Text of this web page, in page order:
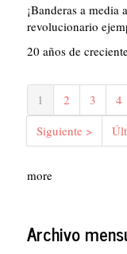
¡Banderas a media
revolucionario
20 años de
Paginación
Página
actual
1 Página
2 Página
3 4
Siguiente
página
Siguiente >
more
Archivo